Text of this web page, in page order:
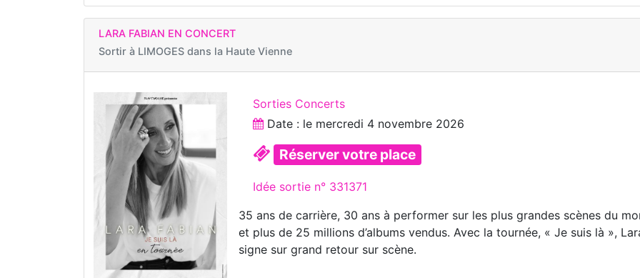
LARA FABIAN EN CONCERT
Sortir à LIMOGES dans la Haute Vienne
Sorties Concerts
Date : le mercredi 4 novembre 2026
Réserver votre place
Idée sortie n° 331371
35 ans de carrière, 30 ans à performer sur les plus grandes scènes du
et plus de 25 millions d’albums vendus. Avec la tournée, « Je suis là »,
signe sur grand retour sur scène.